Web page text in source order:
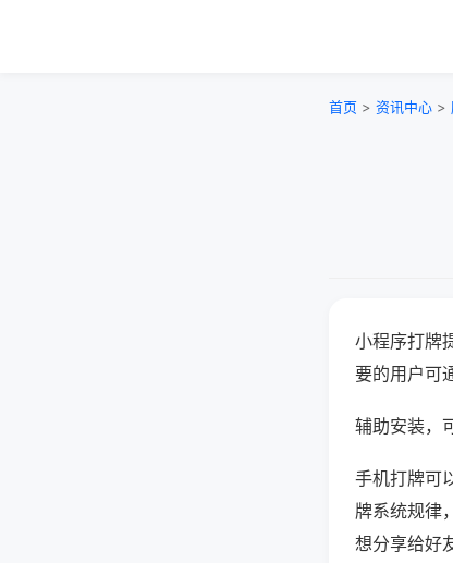
首页 > 资讯中心 >
小程序打牌
要的用户可
辅助安装，
手机打牌可
牌系统规律
想分享给好